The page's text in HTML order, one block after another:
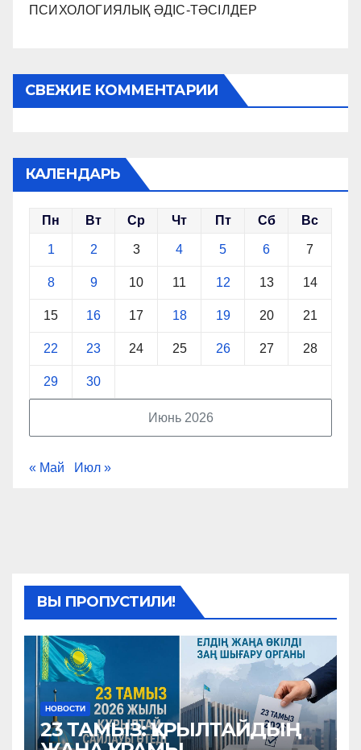
ПСИХОЛОГИЯЛЫҚ ӘДІС-ТӘСІЛДЕР
СВЕЖИЕ КОММЕНТАРИИ
КАЛЕНДАРЬ
Июнь 2026
Пн Вт Ср Чт Пт Сб Вс
1 2 3 4 5 6 7
8 9 10 11 12 13 14
15 16 17 18 19 20 21
22 23 24 25 26 27 28
29 30
« Май Июл »
ВЫ ПРОПУСТИЛИ!
НОВОСТИ
23 ТАМЫЗ: ҚҰРЫЛТАЙДЫҢ